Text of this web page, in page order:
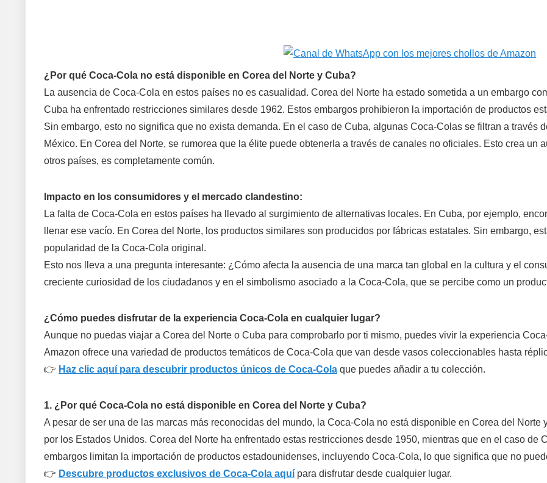
¿Por qué Coca-Cola no está disponible en Corea del Norte y Cuba?
La ausencia de Coca-Cola en estos países no es casualidad. Corea del Norte ha estado sometida a un embargo
Cuba ha enfrentado restricciones similares desde 1962. Estos embargos prohibieron la importación de productos
Sin embargo, esto no significa que no exista demanda. En el caso de Cuba, algunas Coca-Colas se filtran a través
México. En Corea del Norte, se rumorea que la élite puede obtenerla a través de canales no oficiales. Esto crea un
otros países, es completamente común.
Impacto en los consumidores y el mercado clandestino:
La falta de Coca-Cola en estos países ha llevado al surgimiento de alternativas locales. En Cuba, por ejemplo,
llenar ese vacío. En Corea del Norte, los productos similares son producidos por fábricas estatales. Sin embargo,
popularidad de la Coca-Cola original.
Esto nos lleva a una pregunta interesante: ¿Cómo afecta la ausencia de una marca tan global en la cultura y el
creciente curiosidad de los ciudadanos y en el simbolismo asociado a la Coca-Cola, que se percibe como un
¿Cómo puedes disfrutar de la experiencia Coca-Cola en cualquier lugar?
Aunque no puedas viajar a Corea del Norte o Cuba para comprobarlo por ti mismo, puedes vivir la experiencia
Amazon ofrece una variedad de productos temáticos de Coca-Cola que van desde vasos coleccionables hasta
👉 Haz clic aquí para descubrir productos únicos de Coca-Cola que puedes añadir a tu colección.
1. ¿Por qué Coca-Cola no está disponible en Corea del Norte y Cuba?
A pesar de ser una de las marcas más reconocidas del mundo, la Coca-Cola no está disponible en Corea del
por los Estados Unidos. Corea del Norte ha enfrentado estas restricciones desde 1950, mientras que en el caso de
embargos limitan la importación de productos estadounidenses, incluyendo Coca-Cola, lo que significa que no
👉 Descubre productos exclusivos de Coca-Cola aquí para disfrutar desde cualquier lugar.